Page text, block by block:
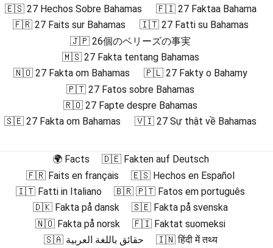
🇪🇸 27 Hechos Sobre Bahamas
🇫🇮 27 Faktaa Bahama
🇫🇷 27 Faits sur Bahamas
🇮🇹 27 Fatti su Bahamas
🇯🇵 26個のベリーズの事実
🇲🇸 27 Fakta tentang Bahamas
🇳🇴 27 Fakta om Bahamas
🇵🇱 27 Fakty o Bahamy
🇵🇹 27 Fatos sobre Bahamas
🇷🇴 27 Fapte despre Bahamas
🇸🇪 27 Fakta om Bahamas
🇻🇮 27 Sự thật về Bahamas
🌍 Facts
🇩🇪 Fakten auf Deutsch
🇫🇷 Faits en français
🇪🇸 Hechos en Español
🇮🇹 Fatti in Italiano
🇧🇷 🇵🇹 Fatos em português
🇩🇰 Fakta på dansk
🇸🇪 Fakta på svenska
🇳🇴 Fakta på norsk
🇫🇮 Faktat suomeksi
🇸🇦 حقائق باللغة العربية
🇮🇳 हिंदी में तथ्य